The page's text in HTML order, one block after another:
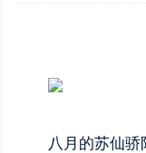
八月的苏仙